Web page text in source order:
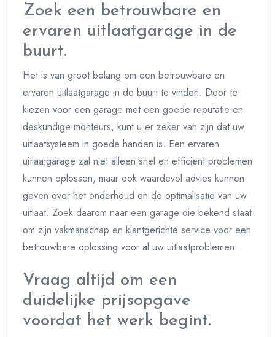
Zoek een betrouwbare en
ervaren uitlaatgarage in de
buurt.
Het is van groot belang om een betrouwbare en
ervaren uitlaatgarage in de buurt te vinden. Door te
kiezen voor een garage met een goede reputatie en
deskundige monteurs, kunt u er zeker van zijn dat uw
uitlaatsysteem in goede handen is. Een ervaren
uitlaatgarage zal niet alleen snel en efficiënt problemen
kunnen oplossen, maar ook waardevol advies kunnen
geven over het onderhoud en de optimalisatie van uw
uitlaat. Zoek daarom naar een garage die bekend staat
om zijn vakmanschap en klantgerichte service voor een
betrouwbare oplossing voor al uw uitlaatproblemen.
Vraag altijd om een
duidelijke prijsopgave
voordat het werk begint.